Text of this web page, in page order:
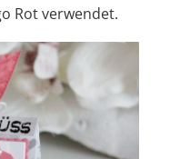
Rot verwendet.